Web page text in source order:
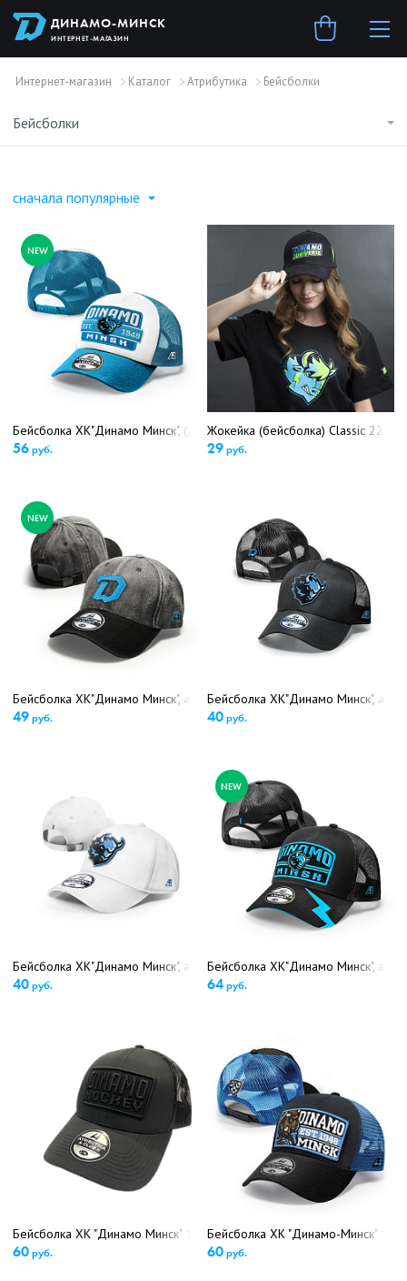
ДИНАМО-МИНСК
ИНТЕРНЕТ-МАГАЗИН
Интернет-магазин Каталог Атрибутика Бейсболки
Бейсболки
сначала популярные
Бейсболка ХК"Динамо Минск", (детский размер) арт.13334 (5649)
56руб.
NEW
Жокейка (бейсболка) Classic
29 руб.
Бейсболка ХК"Динамо Минск", арт.13327 (5639)
49руб.
NEW
Бейсболка ХК"Динамо Минск",
40 руб.
Бейсболка ХК"Динамо Минск", арт.752704 (детский размер) (5426)
40руб.
Бейсболка ХК"Динамо Минск",
64 руб.
NEW
Бейсболка ХК "Динамо Минск" 13214 (5428)
60руб.
Бейсболка ХК "Динамо-Минск"
60 руб.